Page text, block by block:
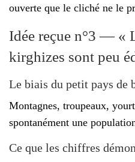
ouverte que le cliché ne le
Idée reçue n°3 — «
kirghizes sont peu
Le biais du petit pays de
Montagnes, troupeaux,
spontanément une
Ce que les chiffres